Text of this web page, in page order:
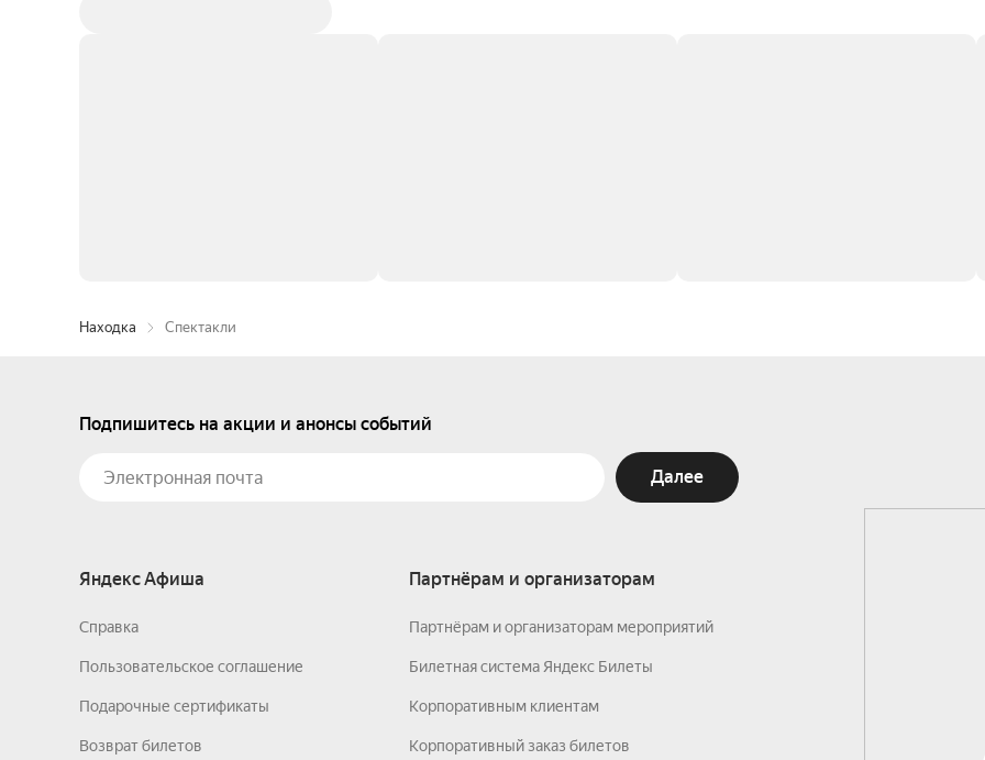
Находка Спектакли
Подпишитесь на акции и анонсы событий
Далее
Яндекс Афиша
Справка
Пользовательское соглашение
Подарочные сертификаты
Возврат билетов
Партнёрам и организаторам
Партнёрам и организаторам мероприятий
Билетная система Яндекс Билеты
Корпоративным клиентам
Корпоративный заказ билетов